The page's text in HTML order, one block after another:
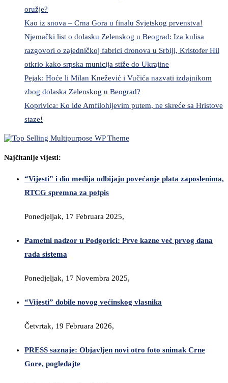
oružje?
Kao iz snova – Crna Gora u finalu Svjetskog prvenstva!
Njemački list o dolasku Zelenskog u Beograd: Iza kulisa
razgovori o zajedničkoj fabrici dronova u Srbiji, Kristofer Hil
otkrio kako srpska municija stiže do Ukrajine
Pejak: Hoće li Milan Knežević i Vučića nazvati izdajnikom
zbog dolaska Zelenskog u Beograd?
Koprivica: Ko ide Amfilohijevim putem, ne skreće sa Hristove
staze!
Najčitanije vijesti:
“Vijesti” i dio medija odbijaju povećanje plata zaposlenima,
RTCG spremna za potpis
Ponedjeljak, 17 Februara 2025,
Pametni nadzor u Podgorici: Prve kazne već prvog dana
rada sistema
Ponedjeljak, 17 Novembra 2025,
“Vijesti” dobile novog većinskog vlasnika
Četvrtak, 19 Februara 2026,
PRESS saznaje: Objavljen novi otro foto snimak Crne
Gore, pogledajte